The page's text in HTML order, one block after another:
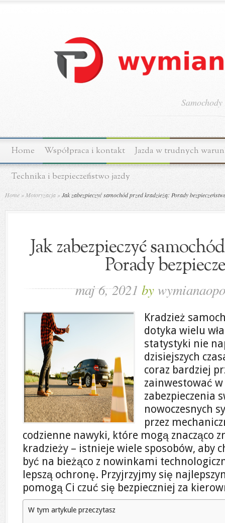
Home Współpraca i kontakt Jazda w trudnych
Technika i bezpieczeństwo jazdy
Home » Motoryzacja »Jak zabezpieczyć samochód przed kradzieżą: Porady
Jak zabezpieczyć
Porady
maj 6, 2021 by
Kradzież
dotyka wielu
statystyki nie
dzisiejszych
coraz bardziej
zainwestować
zabezpieczenia
nowoczesnych
przez
codzienne nawyki, które mogą znacząco
kradzieży – istnieje wiele sposobów, aby
być na bieżąco z nowinkami
lepszą ochronę. Przyjrzyjmy się
pomogą Ci czuć się bezpieczniej za
W tym artykule przeczytasz